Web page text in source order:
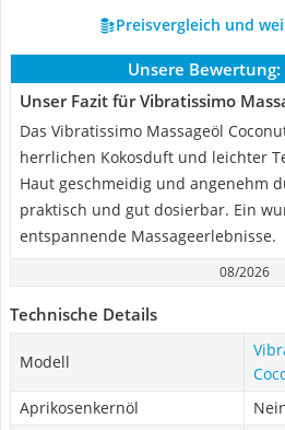
Preisvergleich und
Unsere Bewertung:
Unser Fazit für Vibratissimo
Das Vibratissimo Massageöl
herrlichen Kokosduft und leichter
Haut geschmeidig und angenehm
praktisch und gut dosierbar. Ein
entspannende Massageerlebnisse.
08/2026
Technische Details
Modell
Aprikosenkernöl